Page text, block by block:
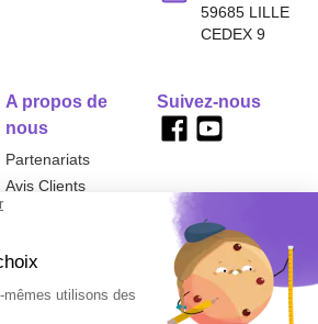
A propos de
nous
Partenariats
Avis Clients
59685 LILLE
CEDEX 9
Suivez-nous
Conditions
générales de
vente